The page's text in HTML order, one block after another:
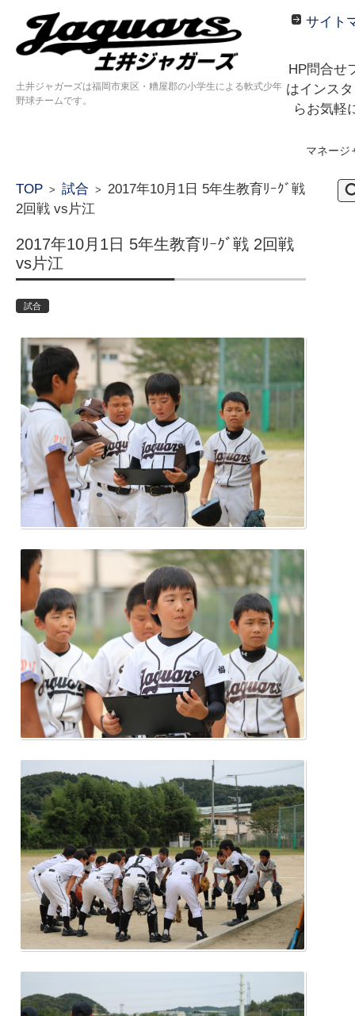
土井ジャガーズは福岡市東区・糟屋郡の小学生による軟式少年
野球チームです。
サイト
HP問合せ
はインス
らお気軽
マネー
TOP > 試合 > 2017年10月1日 5年生教育ﾘｰｸﾞ戦
2回戦 vs片江
2017年10月1日 5年生教育ﾘｰｸﾞ戦 2回戦
vs片江
試合
検
索: